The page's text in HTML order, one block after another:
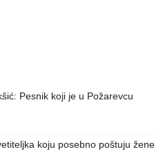
Pesnik koji je u Požarevcu
koju posebno poštuju žene